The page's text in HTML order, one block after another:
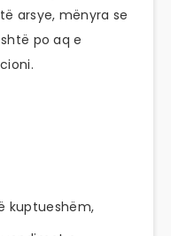
arsye, mënyra se
po aq e
kuptueshëm,